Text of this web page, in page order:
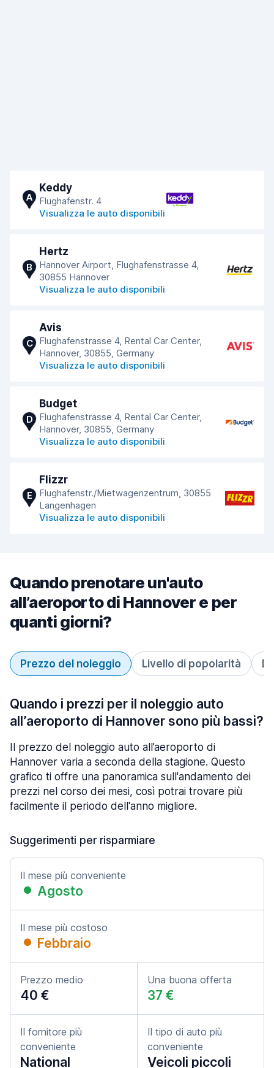
A
Keddy
Flughafenstr. 4
Visualizza le auto disponibili
B
Hertz
Hannover Airport, Flughafenstrasse 4,
30855 Hannover
Visualizza le auto disponibili
C
Avis
Flughafenstrasse 4, Rental Car Center,
Hannover, 30855, Germany
Visualizza le auto disponibili
D
Budget
Flughafenstrasse 4, Rental Car Center,
Hannover, 30855, Germany
Visualizza le auto disponibili
E
Flizzr
Flughafenstr./Mietwagenzentrum, 30855
Langenhagen
Visualizza le auto disponibili
Quando prenotare un'auto
all’aeroporto di Hannover e per
quanti giorni?
Prezzo del noleggio Livello di popolarità
Quando i prezzi per il noleggio auto
all’aeroporto di Hannover sono più bassi?
Il prezzo del noleggio auto all’aeroporto di
Hannover varia a seconda della stagione. Questo
grafico ti offre una panoramica sull'andamento dei
prezzi nel corso dei mesi, così potrai trovare più
facilmente il periodo dell'anno migliore.
Suggerimenti per risparmiare
Il mese più conveniente
Agosto
Il mese più costoso
Febbraio
Prezzo medio
40 €
Una buona offerta
37 €
Il fornitore più
conveniente
National
Il tipo di auto più
conveniente
Veicoli piccoli